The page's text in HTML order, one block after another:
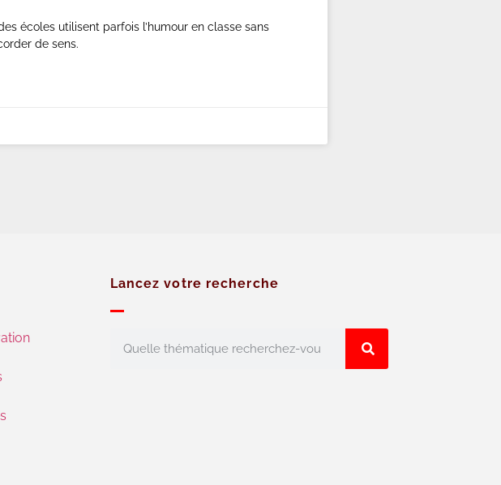
écoles utilisent parfois l’humour en classe sans
de sens.
Lancez votre recherche